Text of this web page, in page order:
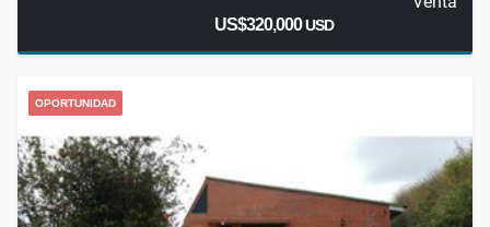
US$320,000USD
OPORTUNIDAD